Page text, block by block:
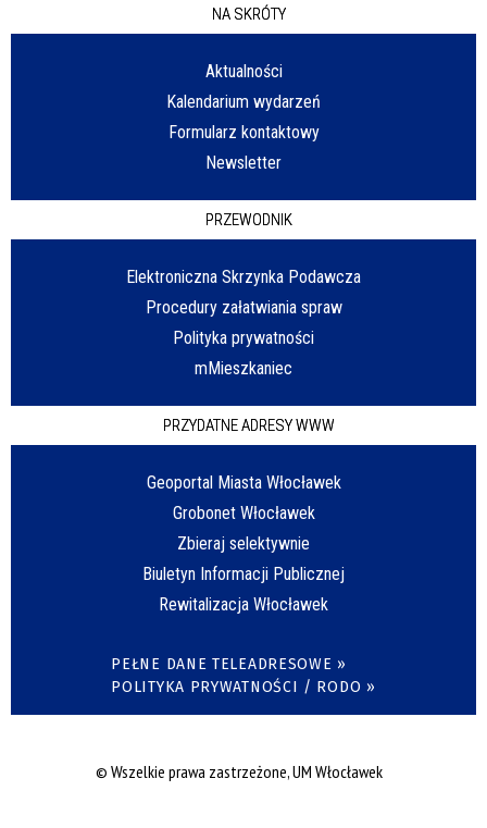
NA SKRÓTY
Aktualności
Kalendarium wydarzeń
Formularz kontaktowy
Newsletter
PRZEWODNIK
Elektroniczna Skrzynka Podawcza
Procedury załatwiania spraw
Polityka prywatności
mMieszkaniec
PRZYDATNE ADRESY WWW
Geoportal Miasta Włocławek
Grobonet Włocławek
Zbieraj selektywnie
Biuletyn Informacji Publicznej
Rewitalizacja Włocławek
PEŁNE DANE TELEADRESOWE »
POLITYKA PRYWATNOŚCI / RODO »
© Wszelkie prawa zastrzeżone, UM Włocławek